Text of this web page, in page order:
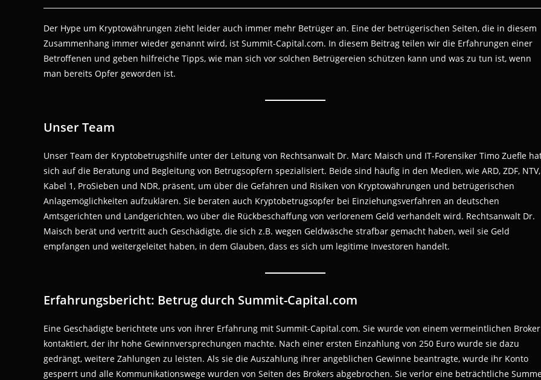
Der Hype um Kryptowährungen zieht leider auch immer mehr Betrüger an. Eine der betrügerischen Seiten, die in diesem
Zusammenhang immer wieder genannt wird, ist Summit-Capital.com. In diesem Beitrag teilen wir die Erfahrungen einer
Betroffenen und geben hilfreiche Tipps, wie man sich vor solchen Betrügereien schützen kann und was zu tun ist, wenn
man bereits Opfer geworden ist.
Unser Team
Unser Team der Kryptobetrugshilfe unter der Leitung von Rechtsanwalt Dr. Marc Maisch und IT-Forensiker Timo Zuefle
sich auf die Beratung und Begleitung von Betrugsopfern spezialisiert. Beide sind häufig in den Medien, wie ARD, ZDF, NTV,
Kabel 1, ProSieben und NDR, präsent, um über die Gefahren und Risiken von Kryptowährungen und betrügerischen
Anlagemöglichkeiten aufzuklären. Sie beraten auch Kryptobetrugsopfer bei Einziehungsverfahren an deutschen
Amtsgerichten und Landgerichten, wo über die Rückbeschaffung von verlorenem Geld verhandelt wird. Rechtsanwalt Dr.
Maisch berät und vertritt auch Geschädigte, die sich z.B. wegen Geldwäsche strafbar gemacht haben, weil sie Geld
empfangen und weitergeleitet haben, in dem Glauben, dass es sich um legitime Investoren handelt.
Erfahrungsbericht: Betrug durch Summit-Capital.com
Eine Geschädigte berichtete uns von ihrer Erfahrung mit Summit-Capital.com. Sie wurde von einem vermeintlichen Broker
kontaktiert, der ihr hohe Gewinnversprechungen machte. Nach einer ersten Einzahlung von 250 Euro wurde sie dazu
gedrängt, weitere Zahlungen zu leisten. Als sie die Auszahlung ihrer angeblichen Gewinne beantragte, wurde ihr Konto
gesperrt und alle Kommunikationswege wurden von Seiten des Brokers abgebrochen. Sie verlor eine beträchtliche